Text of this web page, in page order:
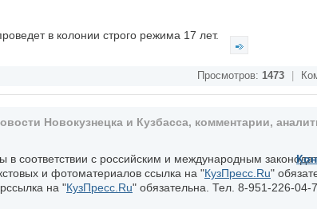
в колонии строго режима 17 лет.
Просмотров: 1473
Новокузнецка и Кузбасса, комментарии,
с российским и международным
и фотоматериалов ссылка на "КузПресс.Ru"
на "КузПресс.Ru" обязательна. Тел. 8-951-226-04-